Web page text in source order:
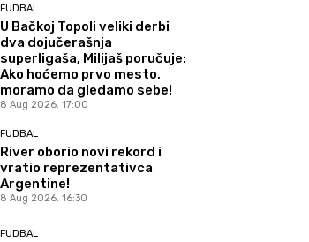
FUDBAL
U Bačkoj Topoli veliki derbi
dva dojučerašnja
superligaša, Milijaš poručuje:
Ako hoćemo prvo mesto,
moramo da gledamo sebe!
8 Aug 2026. 17:00
FUDBAL
River oborio novi rekord i
vratio reprezentativca
Argentine!
8 Aug 2026. 16:30
FUDBAL